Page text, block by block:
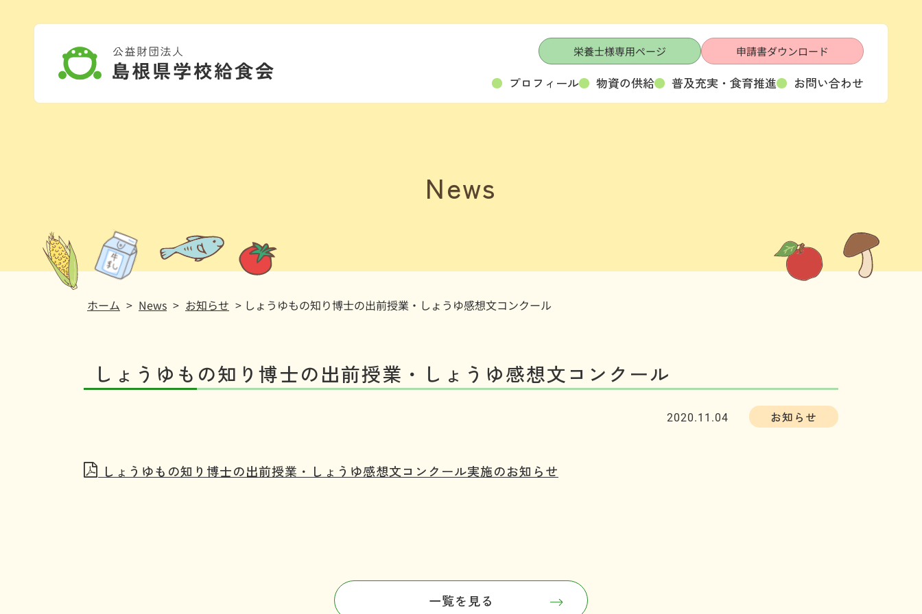
プロフィール 物資の供給 普及充実・食育推進 お問い合わせ
栄養士様専用ページ 申請書ダウンロード
News
ホーム > News > お知らせ > しょうゆもの知り博士の出前授業・しょうゆ感想文コンクール
しょうゆもの知り博士の出前授業・しょうゆ感想文コンクール
2020.11.04 お知らせ
しょうゆもの知り博士の出前授業・しょうゆ感想文コンクール実施のお知らせ
一覧を見る